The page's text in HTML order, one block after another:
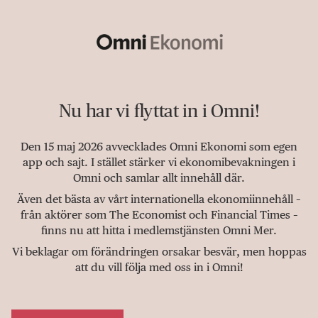
Nu har vi flyttat in i Omni!
Den 15 maj 2026 avvecklades Omni Ekonomi som egen
app och sajt. I stället stärker vi ekonomibevakningen i
Omni och samlar allt innehåll där.
Även det bästa av vårt internationella ekonomiinnehåll –
från aktörer som The Economist och Financial Times –
finns nu att hitta i medlemstjänsten Omni Mer.
Vi beklagar om förändringen orsakar besvär, men hoppas
att du vill följa med oss in i Omni!